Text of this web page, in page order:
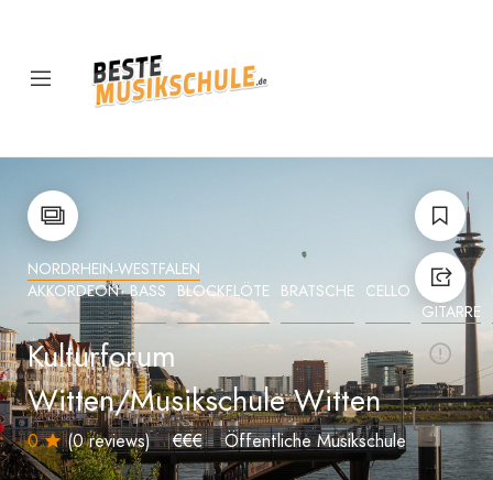
NORDRHEIN-WESTFALEN
AKKORDEON BASS BLOCKFLÖTE BRATSCHE CELLO E-
GITARRE
Kulturforum
Witten/Musikschule Witten
0 (0 reviews) €€€ Öffentliche Musikschule